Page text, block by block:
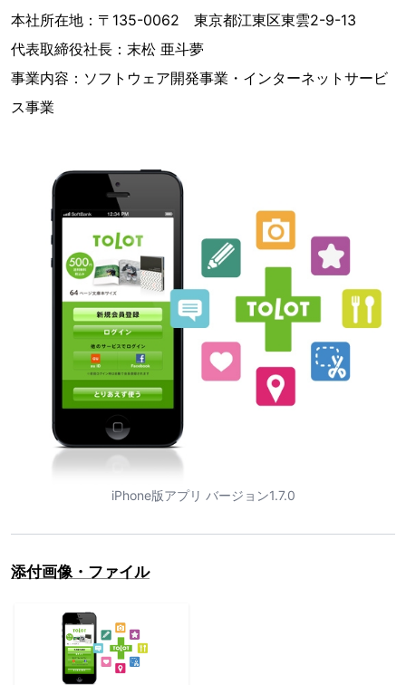
本社所在地：〒135-0062 東京都江東区東雲2-9-13
代表取締役社長：末松 亜斗夢
事業内容：ソフトウェア開発事業・インターネットサービ
ス事業
iPhone版アプリ バージョン1.7.0
添付画像・ファイル